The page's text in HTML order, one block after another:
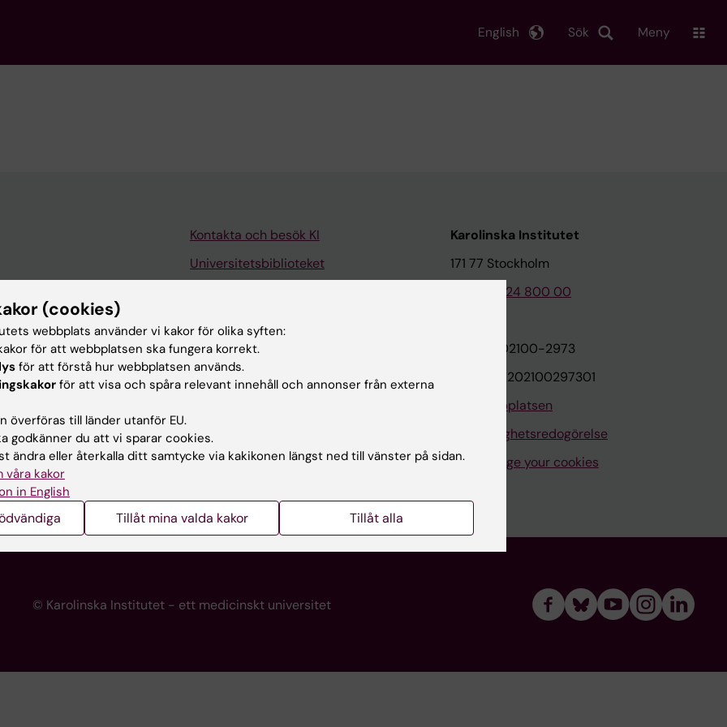
Sök
English Meny
Kontakta och besök KI
Universitetsbiblioteket
Karolinska Institutet Innovation
Kontakta presstjänsten
Karolinska Institutet
171 77 Stockholm
Tel: 08-524 800 00
Org.nr: 202100-2973
VAT.nr: SE202100297301
Om webbplatsen
Tillgänglighetsredogörelse
Manage your cookies
© Karolinska Institutet - ett medicinskt universitet
(cookies)
webbplats använder vi kakor för olika syften:
för att webbplatsen ska fungera korrekt.
för att förstå hur webbplatsen används.
för att visa och spåra relevant innehåll och annonser från externa
överföras till länder utanför EU.
godkänner du att vi sparar cookies.
ändra eller återkalla ditt samtycke via kakikonen längst ned till vänster på sidan.
våra kakor
in English
Tillåt mina valda kakor Tillåt alla